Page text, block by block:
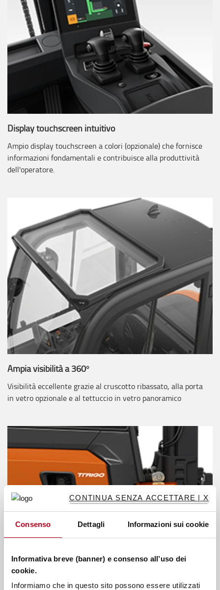
CONTINUA SENZA ACCETTARE | X
Consenso Dettagli Informazioni sui cookie
Informativa breve (banner) e consenso all’uso dei
cookie.
Informiamo che in questo sito possono essere utilizzati
Display touchscreen intuitivo
Ampio display touchscreen a colori (opzionale) che fornisce
informazioni fondamentali e contribuisce alla produttività
dell'operatore.
Ampia visibilità a 360°
Visibilità eccellente grazie al cruscotto ribassato, alla porta
in vetro opzionale e al tettuccio in vetro panoramico